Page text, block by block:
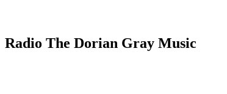
Radio The Dorian Gray Music